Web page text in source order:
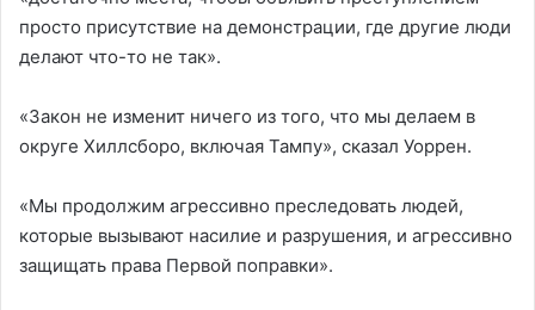
просто присутствие на демонстрации, где другие люди
делают что-то не так».
«Закон не изменит ничего из того, что мы делаем в
округе Хиллсборо, включая Тампу», сказал Уоррен.
«Мы продолжим агрессивно преследовать людей,
которые вызывают насилие и разрушения, и агрессивно
защищать права Первой поправки».